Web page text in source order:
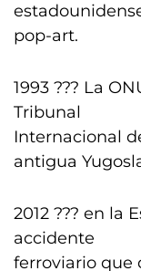
pop-art.
1993 ??? La
Tribunal
Internacional
antigua
2012 ??? en la
accidente
ferroviario que